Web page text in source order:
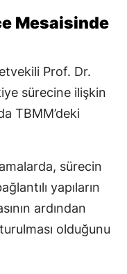
Mesaisinde
Prof. Dr.
sürecine ilişkin
TBMM’deki
sürecin
yapıların
ardından
olduğunu